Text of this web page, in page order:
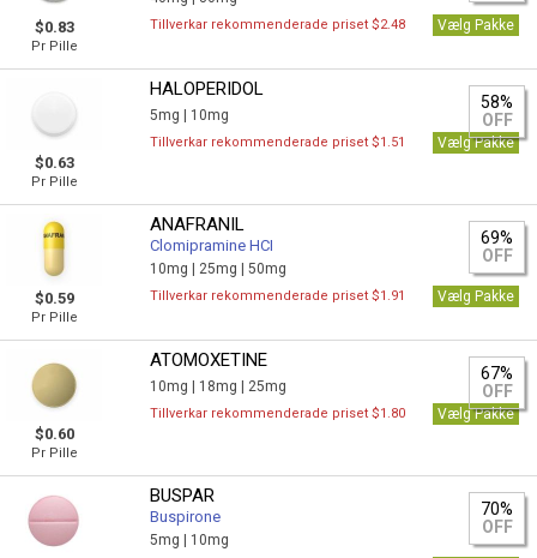
$0.83
Pr Pille
Tillverkar rekommenderade priset $2.48 Vælg Pakke
$0.63
Pr Pille
HALOPERIDOL
5mg | 10mg
58%
OFF
Tillverkar rekommenderade priset $1.51 Vælg Pakke
$0.59
Pr Pille
ANAFRANIL
Clomipramine HCI
10mg | 25mg |50mg
69%
OFF
Tillverkar rekommenderade priset $1.91 Vælg Pakke
$0.60
Pr Pille
ATOMOXETINE
10mg | 18mg | 25mg
67%
OFF
Tillverkar rekommenderade priset $1.80 Vælg Pakke
BUSPAR
Buspirone
5mg | 10mg
70%
OFF